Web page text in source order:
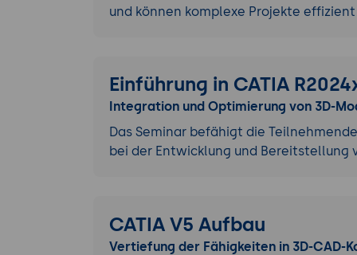
und können komplexe Projekte
Einführung in CATIA
Integration und Optimierung von 3D-
Das Seminar befähigt die
bei der Entwicklung und Bereitstellung
CATIA V5 Aufbau
Vertiefung der Fähigkeiten in 3D-CAD-